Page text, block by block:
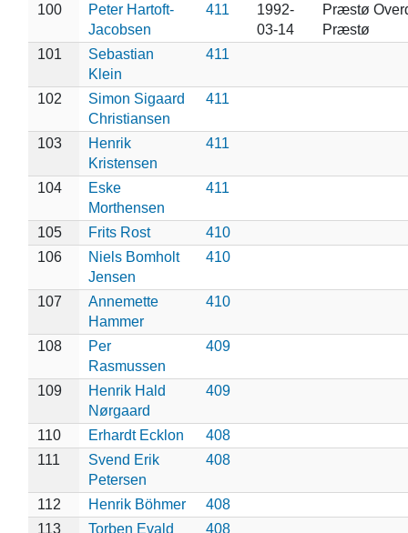
100
Peter Hartoft-
Jacobsen
411
1992-
03-14
Præstø
Præstø
101
Sebastian
Klein
411
102
Simon Sigaard
Christiansen
411
103
Henrik
Kristensen
411
104
Eske
Morthensen
411
105 Frits Rost
410
106
Niels Bomholt
Jensen
410
107
Annemette
Hammer
410
108
Per
Rasmussen
409
109
Henrik Hald
Nørgaard
409
110 Erhardt Ecklon
408
111
Svend Erik
Petersen
408
112 Henrik Böhmer
408
113
Torben Evald 408